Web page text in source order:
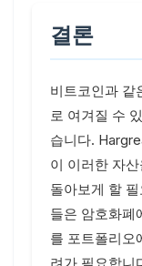
결론
비트코인과 같
로 여겨질 수
습니다.
이 이러한 자
돌아보게 할
들은 암호화폐
를 포트폴리오